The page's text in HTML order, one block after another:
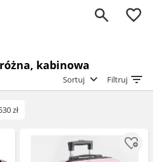
0
kabinowa
Sortuj Filtruj
zł